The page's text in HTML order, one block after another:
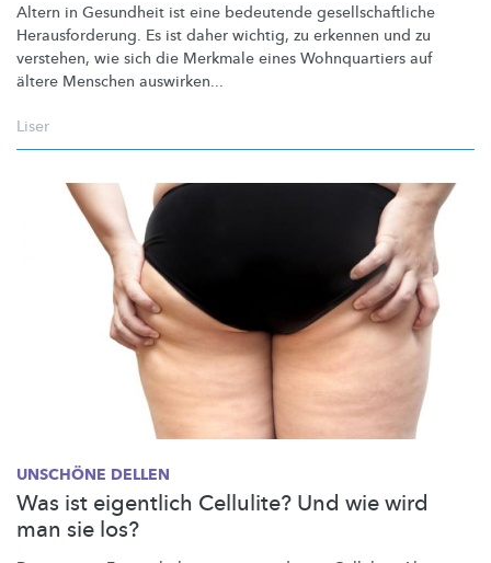
Altern in Gesundheit ist eine bedeutende gesellschaftliche
Herausforderung. Es ist daher wichtig, zu erkennen und zu
verstehen, wie sich die Merkmale eines Wohnquartiers auf
ältere Menschen auswirken...
Liser
UNSCHÖNE DELLEN
Was ist eigentlich Cellulite? Und wie wird
man sie los?